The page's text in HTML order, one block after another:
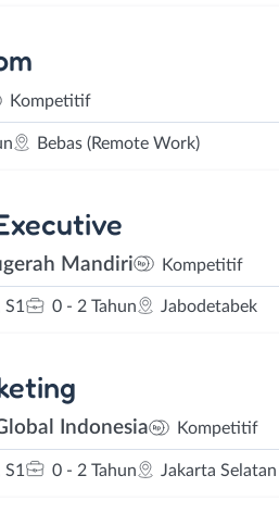
Kompetitif
Bebas (Remote Work)
Mandiri Kompetitif
0 - 2 Tahun Jabodetabek
Indonesia Kompetitif
0 - 2 Tahun Jakarta Selatan